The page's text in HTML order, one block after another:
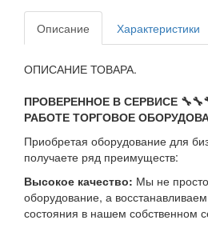
Описание Характеристики
ОПИСАНИЕ ТОВАРА.
ПРОВЕРЕННОЕ В СЕРВИСЕ
РАБОТЕ ТОРГОВОЕ
Приобретая оборудование для
получаете ряд преимуществ:
Высокое качество: Мы не
оборудование, а
состояния в нашем собственном